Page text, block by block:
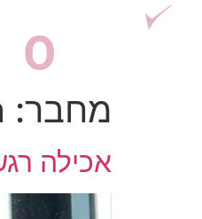
מחבר:
אכילה